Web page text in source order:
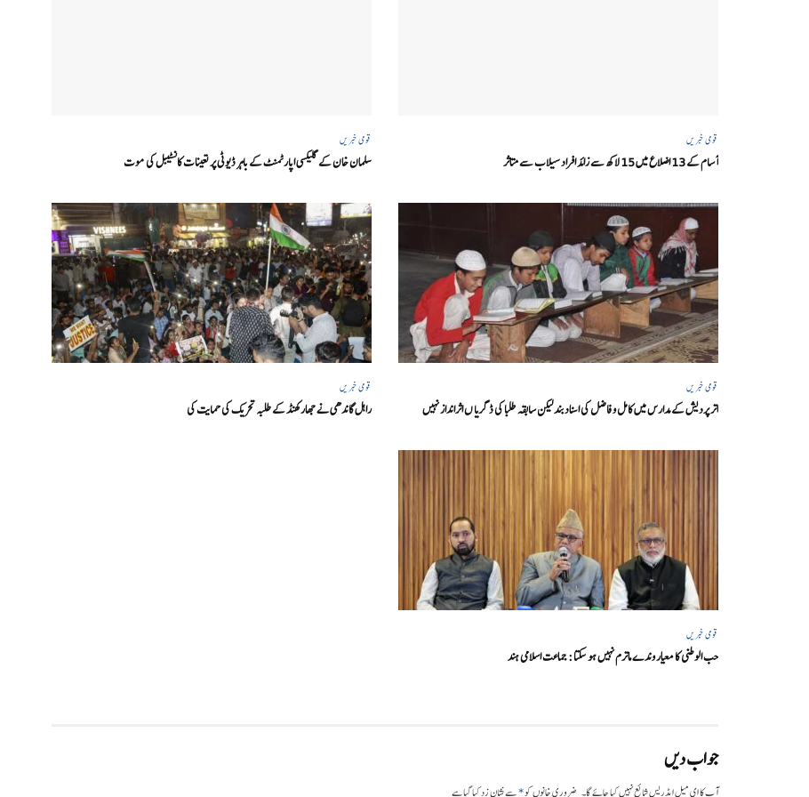
قومی خبریں
آسام کے 13 اضلاع میں 15 لاکھ سے زائد افراد سیلاب سے متاثر
قومی خبریں
سلمان خان کے گلیکسی اپارٹمنٹ کے باہر ڈیوٹی پر تعینات کانسٹیبل کی موت
قومی خبریں
اتر پردیش کےمدارس میں کامل و فاضل کی اسناد بند لیکن سابقہ طلبا کی ڈگریا ں اثرانداز نہیں
قومی خبریں
راہل گاندھی نے جھارکھنڈ کے طلبہ تحریک کی حمایت کی
قومی خبریں
حب الوطنی کا معیار وندے ماترم نہیں ہو سکتا : جماعت اسلامی ہند
جواب دیں
آپ کا ای میل ایڈریس شائع نہیں کیا جائے گا۔ ضروری خانوں کو*سے نشان زد کیا گیا ہے